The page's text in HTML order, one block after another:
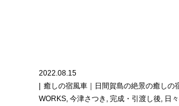
2022.08.15
癒しの宿風車｜日間賀島の絶景の癒しの
WORKS, 今津さつき , 完成・引渡し後, 日